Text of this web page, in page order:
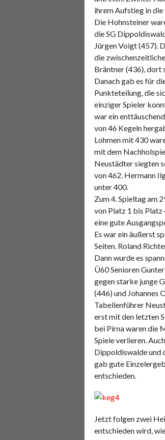
ihrem Aufstieg in
Die Hohnsteiner
die SG
Jürgen Voigt (457).
die
Bräntner (436), dort
Danach gab es für
Punkteteilung, die
einziger Spieler
war ein
von 46 Kegeln
Lohmen mit 430
mit dem
Neustädter siegten
von 462. Hermann
unter 400.
Zum 4. Spieltag am
von Platz 1 bis Platz
eine gute
Es war ein äußerst
Seiten. Roland
Dann wurde es
Ü60 Senioren
gegen starke junge
(446) und Johannes
Tabellenführer
erst mit den letzten
bei Pirna waren die
Spiele verlieren.
Dippoldiswalde und
gab gute
entschieden.
Jetzt folgen zwei
entschieden wird,